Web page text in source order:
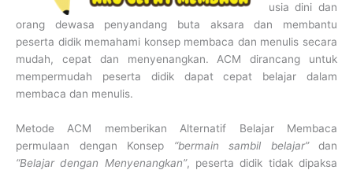
usia dini dan
orang dewasa penyandang buta aksara dan membantu
peserta didik memahami konsep membaca dan menulis secara
mudah, cepat dan menyenangkan. ACM dirancang untuk
mempermudah peserta didik dapat cepat belajar dalam
membaca dan menulis.
Metode ACM memberikan Alternatif Belajar Membaca
permulaan dengan Konsep “bermain sambil belajar”dan
“Belajar dengan Menyenangkan”, peserta didik tidak dipaksa